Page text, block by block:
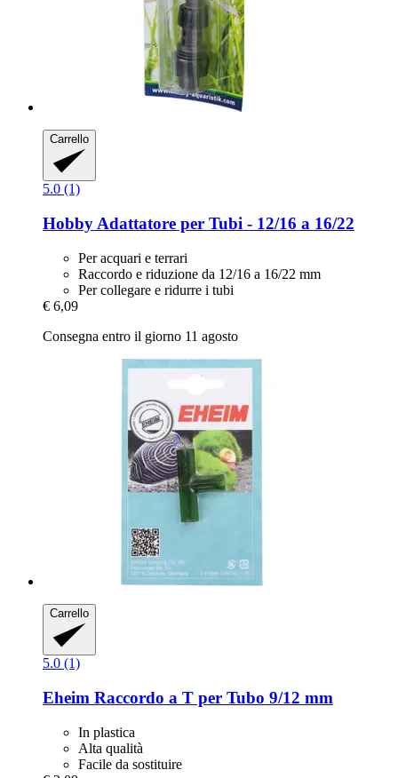
Carrello
5.0 (1)
Hobby Adattatore per Tubi -​ 12/16 a 16/22
Per acquari e terrari
Raccordo e riduzione da 12/16 a 16/22 mm
Per collegare e ridurre i tubi
€ 6,09
Consegna entro il giorno 11 agosto
Carrello
5.0 (1)
Eheim Raccordo a T per Tubo 9/12 mm
In plastica
Alta qualità
Facile da sostituire